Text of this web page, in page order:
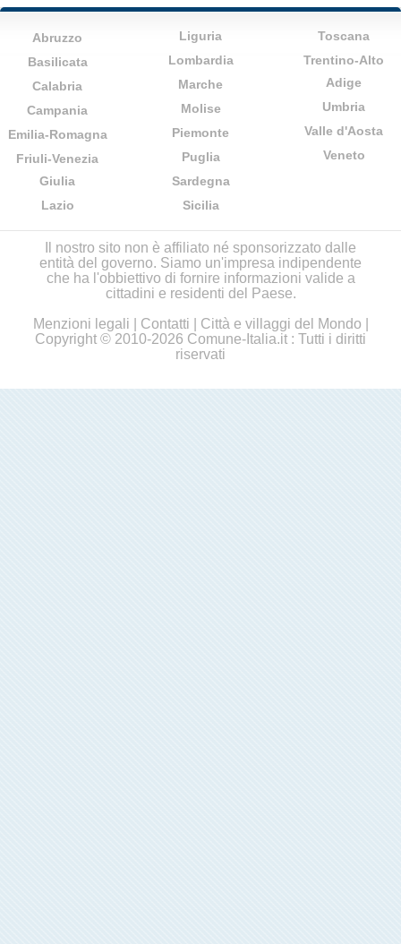
Abruzzo
Basilicata
Calabria
Campania
Emilia-Romagna
Friuli-Venezia
Giulia
Lazio
Liguria
Lombardia
Marche
Molise
Piemonte
Puglia
Sardegna
Sicilia
Toscana
Trentino-Alto
Adige
Umbria
Valle d'Aosta
Veneto
Il nostro sito non è affiliato né sponsorizzato dalle
entità del governo. Siamo un'impresa indipendente
che ha l'obbiettivo di fornire informazioni valide a
cittadini e residenti del Paese.
Menzioni legali
Contatti Città e villaggi del Mondo
Copyright © 2010-2026 Comune-Italia.it : Tutti i diritti
riservati